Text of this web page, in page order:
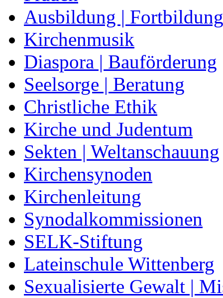
Ausbildung | Fortbildung
Kirchenmusik
Diaspora | Bauförderung
Seelsorge | Beratung
Christliche Ethik
Kirche und Judentum
Sekten | Weltanschauung
Kirchensynoden
Kirchenleitung
Synodalkommissionen
SELK-Stiftung
Lateinschule Wittenberg
Sexualisierte Gewalt |